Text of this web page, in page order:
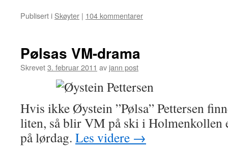
Publisert i Skøyter | 104 kommentarer
Pølsas VM-drama
Skrevet3. februar 2011 av jann post
Hvis ikke Øystein ”Pølsa” Pettersen
liten, så blir VM på ski i Holmenkollen
på lørdag. Les videre →